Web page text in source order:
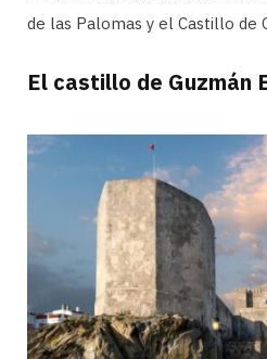
de las Palomas y el Castillo de
El castillo de Guzmán